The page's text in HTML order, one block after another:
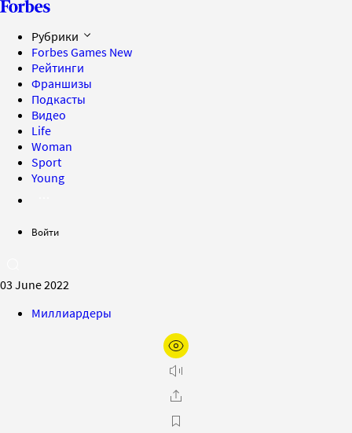
Рубрики
Forbes Games New
Рейтинги
Франшизы
Подкасты
Видео
Life
Woman
Sport
Young
Войти
03 June 2022
Миллиардеры